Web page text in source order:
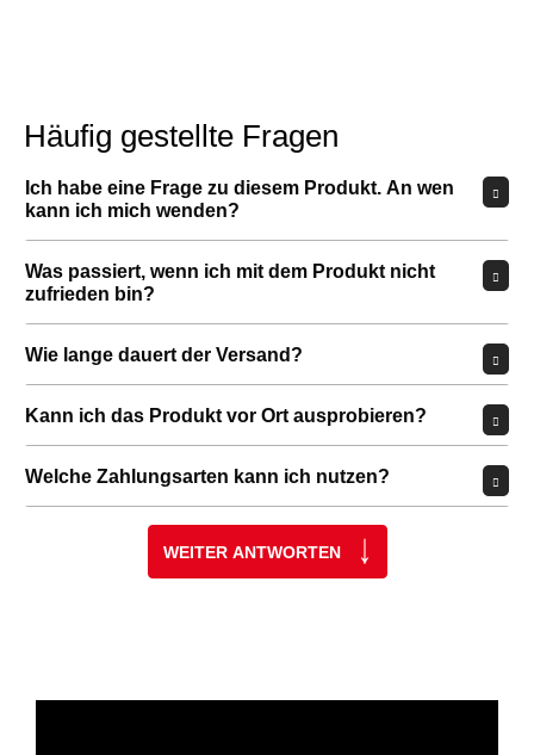
Häufig gestellte Fragen
Ich habe eine Frage zu diesem Produkt. An wen
kann ich mich wenden?
Was passiert, wenn ich mit dem Produkt nicht
zufrieden bin?
Wie lange dauert der Versand?
Kann ich das Produkt vor Ort ausprobieren?
Welche Zahlungsarten kann ich nutzen?
WEITER ANTWORTEN